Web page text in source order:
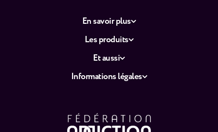
En savoir plus
Les produits
Et aussi
Informations légales